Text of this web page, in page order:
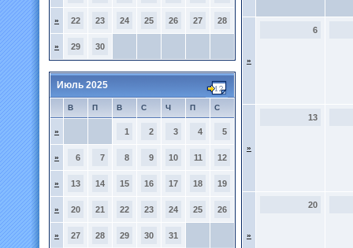
» 22 23 24 25 26 27 28
» 29 30
Июль 2025
В П В С Ч П С
» 1 2 3 4 5
» 6 7 8 9 10 11 12
» 13 14 15 16 17 18 19
» 20 21 22 23 24 25 26
» 27 28 29 30 31
»
6
»
13
»
20